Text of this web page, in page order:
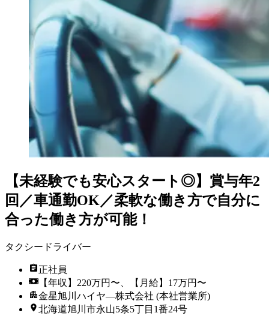
【未経験でも安心スタート◎】賞与年2
回／車通勤OK／柔軟な働き方で自分に
合った働き方が可能！
タクシードライバー
正社員
【年収】220万円〜、【月給】17万円〜
金星旭川ハイヤ―株式会社 (本社営業所)
北海道旭川市永山5条5丁目1番24号